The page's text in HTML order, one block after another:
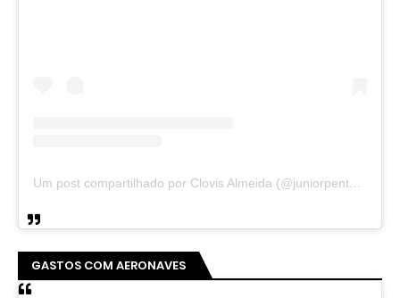
Um post compartilhado por Clovis Almeida (@juniorpentecoste01)
GASTOS COM AERONAVES